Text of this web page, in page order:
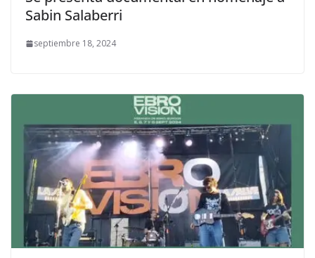
Sabin Salaberri
septiembre 18, 2024